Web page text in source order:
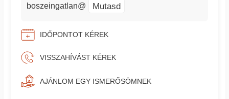
boszeingatlan@ Mutasd
IDŐPONTOT KÉREK
VISSZAHÍVÁST KÉREK
AJÁNLOM EGY ISMERŐSÖMNEK